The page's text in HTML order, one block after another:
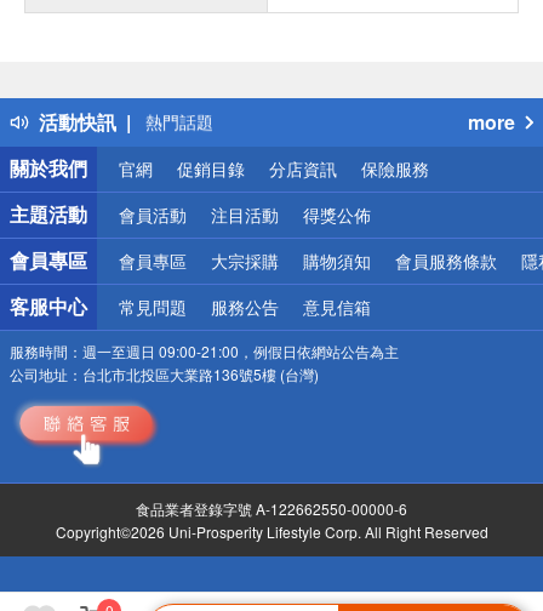
活動快訊
得獎公告
熱門話題
銀行優惠
偏遠地區配送
詐騙網頁！請小心！
more
關於我們
官網 促銷目錄 分店資訊 保險服務
主題活動 會員活動 注目活動 得獎公佈
會員專區 會員專區 大宗採購 購物須知 會員服務條款 隱
客服中心 常見問題 服務公告 意見信箱
服務時間： 週一至週日 09:00-21:00，例假日依網站公告為主
公司地址： 台北市北投區大業路136號5樓 (台灣)
食品業者登錄字號 A-122662550-00000-6
Copyright©2026 Uni-Prosperity Lifestyle Corp. All Right Reserved